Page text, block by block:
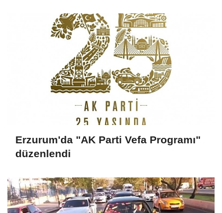
Erzurum'da "AK Parti Vefa Programı"
düzenlendi